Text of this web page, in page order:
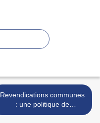
Revendications communes
: une politique de
rémunération plus juste et